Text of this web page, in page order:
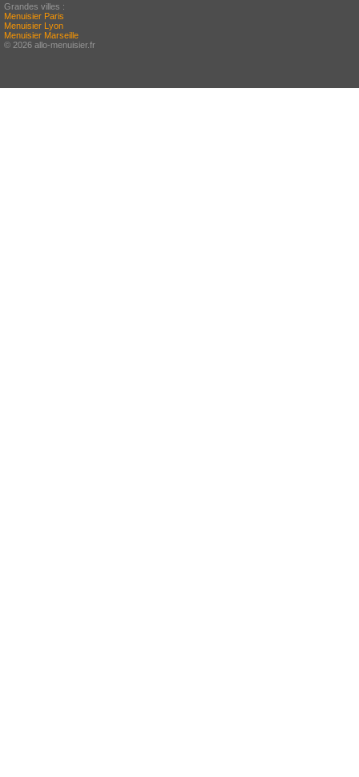
Grandes villes :
Menuisier Paris
Menuisier Lyon
Menuisier Marseille
© 2026 allo-menuisier.fr